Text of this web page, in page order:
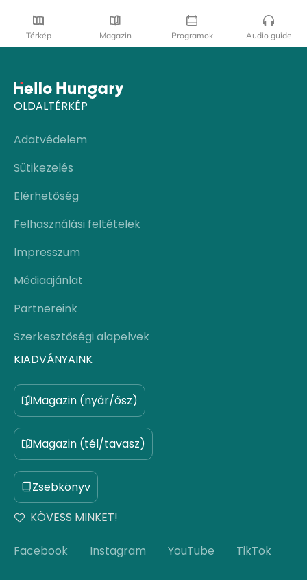
Térkép Magazin Programok Audio guide
OLDALTÉRKÉP
Adatvédelem
Sütikezelés
Elérhetőség
Felhasználási feltételek
Impresszum
Médiaajánlat
Partnereink
Szerkesztőségi alapelvek
KIADVÁNYAINK
Magazin (nyár/ősz)
Magazin (tél/tavasz)
Zsebkönyv
KÖVESS MINKET!
Facebook Instagram YouTube TikTok